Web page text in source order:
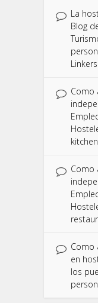
La
Blog
Linkers
Como
Como
Como
en
los